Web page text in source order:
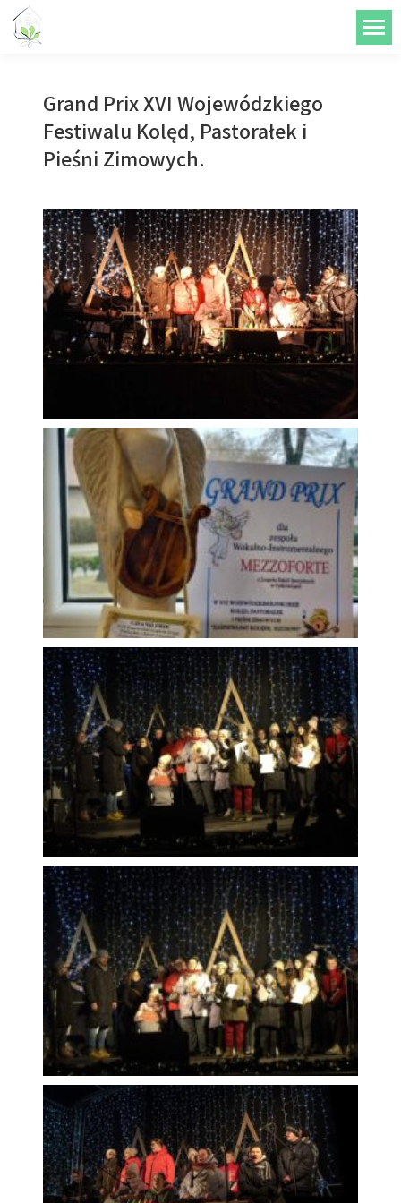
treści
Grand Prix XVI Wojewódzkiego
Festiwalu Kolęd, Pastorałek i
Pieśni Zimowych.